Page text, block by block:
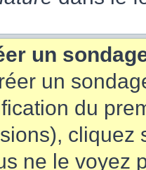
un
un
du
cliquez
ne le voyez